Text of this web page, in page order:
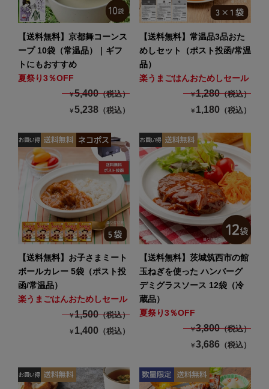
【送料無料】京都舞コーンス
ープ 10袋（常温品）｜ギフ
トにもおすすめ
夏祭り3％OFF
￥5,400（税込）
￥5,238 （税込）
【送料無料】常温品3品おた
めしセット（ポスト投函/常温
品）
楽うまごはんおためしセール
￥1,280（税込）
￥ 1,180 （税込）
【送料無料】お子さまミート
ボールカレー 5袋（ポスト投
函/常温品）
楽うまごはんおためしセール
￥1,500（税込）
￥ 1,400 （税込）
【送料無料】茨城筑西市の館
玉ねぎを使った ハンバーグ
デミグラスソース 12袋（冷
蔵品）
夏祭り3％OFF
￥3,800（税込）
￥3,686 （税込）